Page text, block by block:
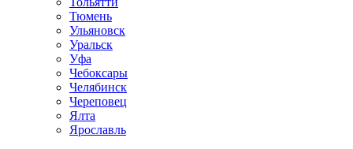
Тюмень
Ульяновск
Уральск
Уфа
Чебоксары
Челябинск
Череповец
Ялта
Ярославль